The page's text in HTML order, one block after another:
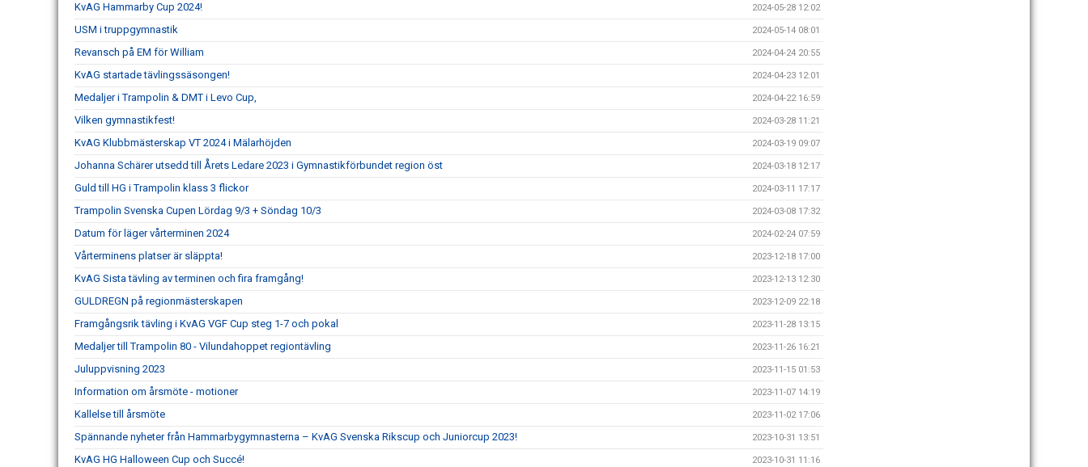
KvAG Hammarby Cup 2024! 2024-05-28 12:02
USM i truppgymnastik 2024-05-14 08:01
Revansch på EM för William 2024-04-24 20:55
KvAG startade tävlingssäsongen! 2024-04-23 12:01
Medaljer i Trampolin & DMT i Levo Cup, 2024-04-22 16:59
Vilken gymnastikfest! 2024-03-28 11:21
KvAG Klubbmästerskap VT 2024 i Mälarhöjden 2024-03-19 09:07
Johanna Schärer utsedd till Årets Ledare 2023 i Gymnastikförbundet region öst 2024-03-18 12:17
Guld till HG i Trampolin klass 3 flickor 2024-03-11 17:17
Trampolin Svenska Cupen Lördag 9/3 + Söndag 10/3 2024-03-08 17:32
Datum för läger vårterminen 2024 2024-02-24 07:59
Vårterminens platser är släppta! 2023-12-18 17:00
KvAG Sista tävling av terminen och fira framgång! 2023-12-13 12:30
GULDREGN på regionmästerskapen 2023-12-09 22:18
Framgångsrik tävling i KvAG VGF Cup steg 1-7 och pokal 2023-11-28 13:15
Medaljer till Trampolin 80 - Vilundahoppet regiontävling 2023-11-26 16:21
Juluppvisning 2023 2023-11-15 01:53
Information om årsmöte - motioner 2023-11-07 14:19
Kallelse till årsmöte 2023-11-02 17:06
Spännande nyheter från Hammarbygymnasterna – KvAG Svenska Rikscup och Juniorcup 2023! 2023-10-31 13:51
KvAG HG Halloween Cup och Succé! 2023-10-31 11:16